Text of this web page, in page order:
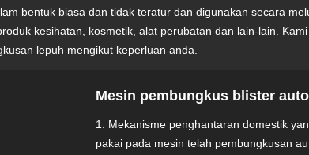
bentuk biasa dan tidak teratur dan digunakan secara
kesihatan, kosmetik, alat perubatan dan lain-lain.
lepuh mengikut keperluan anda.
Mesin pembungkus blister
1. Mekanisme penghantaran domestik
pakai pada mesin telah pembungkusan